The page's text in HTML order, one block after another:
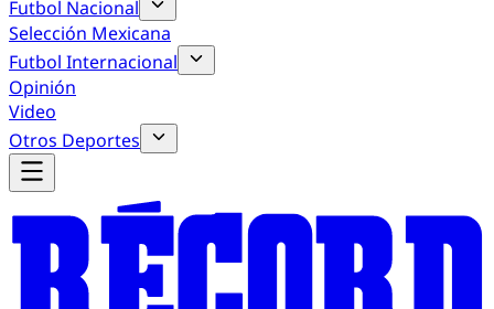
Futbol Nacional
Selección Mexicana
Futbol Internacional
Opinión
Video
Otros Deportes